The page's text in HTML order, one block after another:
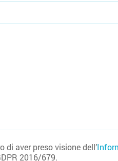
di aver preso visione dell’
2016/679.